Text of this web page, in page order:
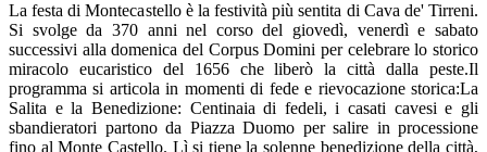
La festa di Montecastello è la festività più sentita di Cava de' Tirreni.
Si svolge da 370 anni nel corso del giovedì, venerdì e sabato
successivi alla domenica del Corpus Domini per celebrare lo storico
miracolo eucaristico del 1656 che liberò la città dalla peste.Il
programma si articola in momenti di fede e rievocazione storica:La
Salita e la Benedizione: Centinaia di fedeli, i casati cavesi e gli
sbandieratori partono da Piazza Duomo per salire in processione
fino al Monte Castello. Lì si tiene la solenne benedizione della città,